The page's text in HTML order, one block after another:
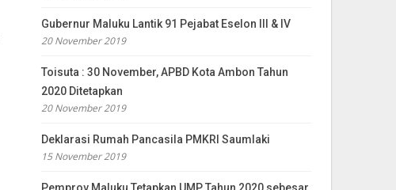
Gubernur Maluku Lantik 91 Pejabat Eselon III & IV
20 November 2019
Toisuta : 30 November, APBD Kota Ambon Tahun
2020 Ditetapkan
20 November 2019
Deklarasi Rumah Pancasila PMKRI Saumlaki
15 November 2019